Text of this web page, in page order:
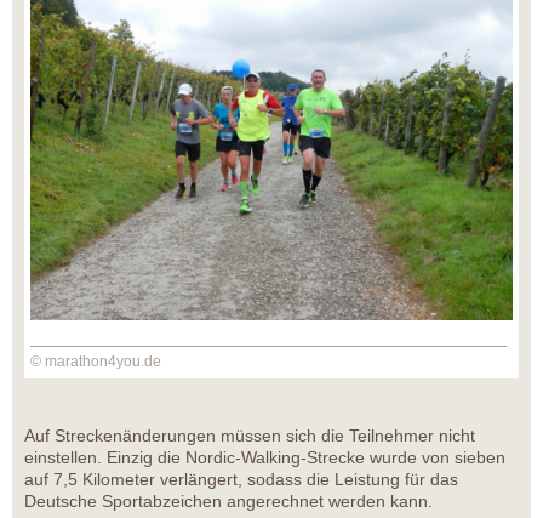
© marathon4you.de
Auf Streckenänderungen müssen sich die Teilnehmer nicht
einstellen. Einzig die Nordic-Walking-Strecke wurde von sieben
auf 7,5 Kilometer verlängert, sodass die Leistung für das
Deutsche Sportabzeichen angerechnet werden kann.